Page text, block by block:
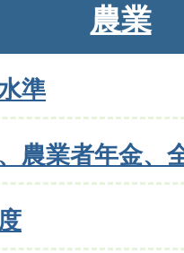
農業
準
農業者年金、